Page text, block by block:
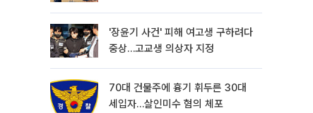
'장윤기 사건' 피해 여고생 구하려다
중상…고교생 의상자 지정
70대 건물주에 흉기 휘두른 30대
세입자…살인미수 혐의 체포